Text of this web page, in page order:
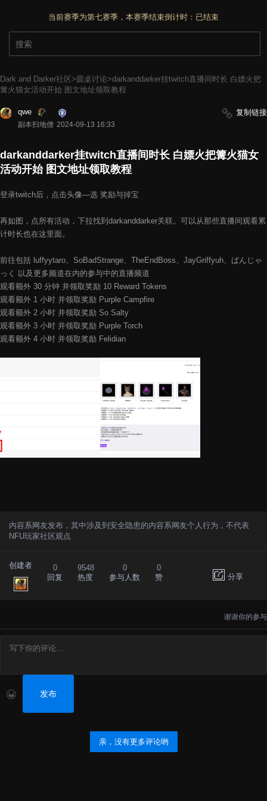
当前赛季为第七赛季，本赛季结束倒计时： 已结束
Dark and Darker社区> 圆桌讨论>darkanddarker挂twitch直播间时长 白嫖火把
篝火猫女活动开始 图文地址领取教程
qwe
副本扫地僧 2024-09-13 16:33
复制链接
darkanddarker挂twitch直播间时长 白嫖火把篝火猫女
活动开始 图文地址领取教程
登录twitch后，点击头像—选 奖励与掉宝
再如图，点所有活动，下拉找到darkanddarker关联。可以从那些直播间观看累
计时长也在这里面。
前往包括 luffyytaro、SoBadStrange、TheEndBoss、JayGriffyuh、ぱんじゃ
っく 以及更多频道在内的参与中的直播频道
观看额外 30 分钟 并领取奖励 10 Reward Tokens
观看额外 1 小时 并领取奖励 Purple Campfire
观看额外 2 小时 并领取奖励 So Salty
观看额外 3 小时 并领取奖励 Purple Torch
观看额外 4 小时 并领取奖励 Felidian
内容系网友发布，其中涉及到安全隐患的内容系网友个人行为，不代表
NFU玩家社区观点
创建者
0
回复
9548
热度
0
参与人数
0
赞
分享
谢谢你的参与
发布
亲，没有更多评论哟